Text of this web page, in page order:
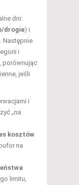
dni:
drogie) i
Następnie
i
porównując
jeśli
i
„na
kosztów
na
limitu,